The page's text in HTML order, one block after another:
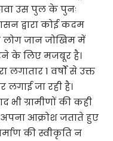
उस पुल के पुनः
द्वारा कोई कदम
लोग जान जोखिम में
के लिए मजबूर है।
लगातार 1 वर्षों से उक्त
लगाई जा रही है।
ग्रामीणों की कही
अपना आक्रोश जताते हुए
की स्वीकृति न